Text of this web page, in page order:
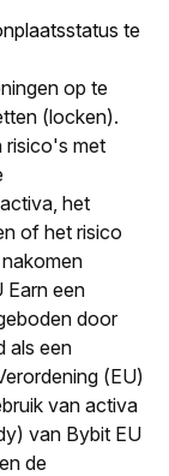
te
op te
(locken).
risico's met
het
of het risico
Earn een
door
als een
(EU)
van activa
) van Bybit EU
de